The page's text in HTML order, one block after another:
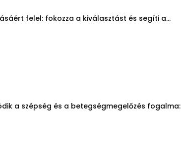
felel: fokozza a kiválasztást és segíti a...
a szépség és a betegségmegelőzés fogalma: